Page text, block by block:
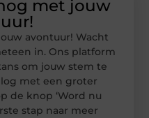
met jouw
avontuur! Wacht
in. Ons platform
om jouw stem te
met een groter
de knop ‘Word nu
stap naar meer